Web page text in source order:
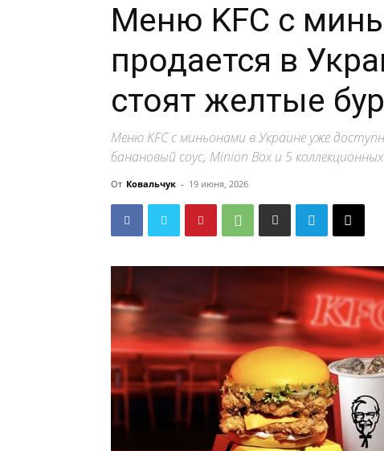
Меню KFC с
продается в
стоят желтые
Меню KFC с миньонами в Украине уже
банановый соус, Minion Box и 5
От Ковальчук - 19 июня, 2026